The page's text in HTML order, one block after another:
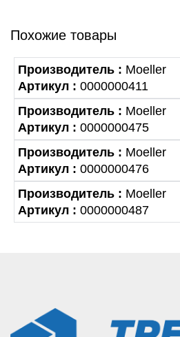
Похожие товары
Производитель : Moeller
Артикул : 0000000411
Производитель : Moeller
Артикул : 0000000475
Производитель : Moeller
Артикул : 0000000476
Производитель : Moeller
Артикул : 0000000487